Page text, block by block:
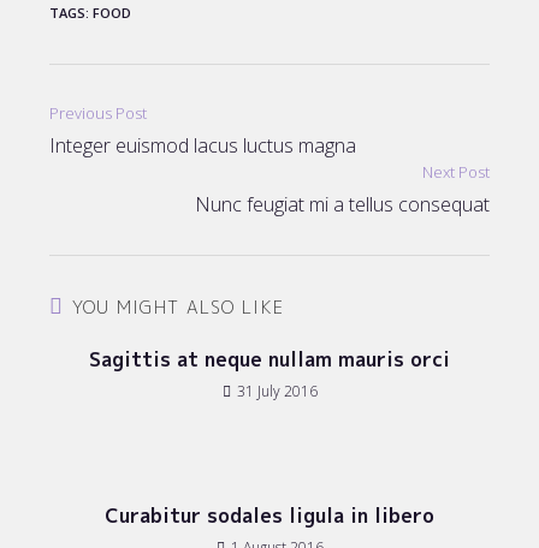
TAGS:FOOD
Read
more
articles
Previous Post
Integer euismod lacus luctus magna
Next Post
Nunc feugiat mi a tellus consequat
YOU MIGHT ALSO LIKE
Sagittis at neque nullam mauris orci
31 July 2016
Curabitur sodales ligula in libero